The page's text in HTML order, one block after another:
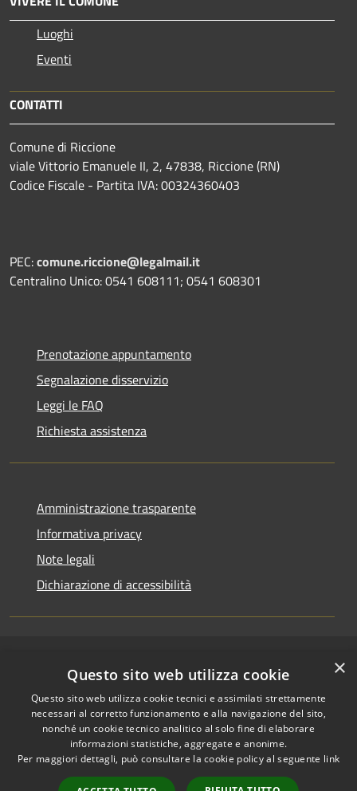
Luoghi
Eventi
CONTATTI
Comune di Riccione
viale Vittorio Emanuele II, 2, 47838, Riccione (RN)
Codice Fiscale - Partita IVA: 00324360403
PEC:comune.riccione@legalmail.it
Centralino Unico: 0541 608111; 0541 608301
Prenotazione appuntamento
Segnalazione disservizio
Leggi le FAQ
Richiesta assistenza
Amministrazione trasparente
Informativa privacy
Note legali
Dichiarazione di accessibilità
Accessibilità
Privacy
Cookie
Mappa del sito
Area riservata
amministratori comunali
Copyright © 2026 • Comune di
Riccione • Powered by
Municipium•Accesso
redazione
×
Questo sito web utilizza cookie
Questo sito web utilizza cookie tecnici e assimilati strettamente
necessari al corretto funzionamento e alla navigazione del sito,
nonché un cookie tecnico analitico al solo fine di elaborare
informazioni statistiche, aggregate e anonime.
Per maggiori dettagli, può consultare la cookie policy al seguente link